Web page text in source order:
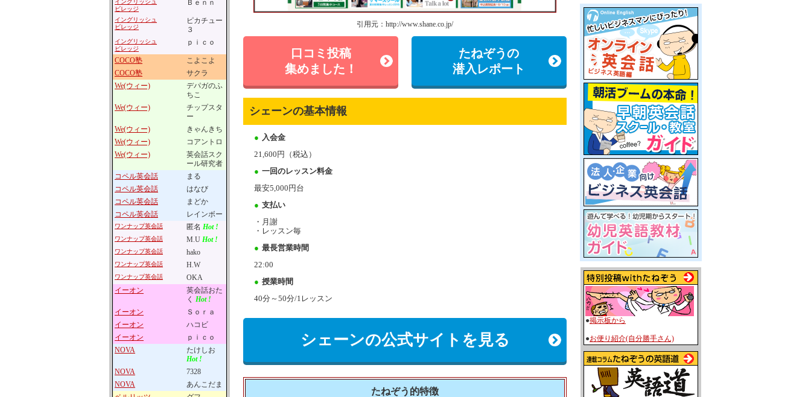
イングリッシュ
ビレッジ
Ｂｅｎｎ
イングリッシュ
ビレッジ
ピカチュー
３
イングリッシュ
ビレッジ
ｐｉｃｏ
COCO塾
こよこよ
COCO塾
サクラ
We(ウィー)
デパガのふ
ちこ
We(ウィー)
チップスタ
ー
We(ウィー)
きゃんきち
We(ウィー)
コアントロ
We(ウィー)
英会話スク
ール研究者
コペル英会話
まる
コペル英会話
はなび
コペル英会話
まどか
コペル英会話
レインボー
ワンナップ英会話 匿名 Hot !
ワンナップ英会話 M.U Hot !
ワンナップ英会話 hako
ワンナップ英会話 H.W
ワンナップ英会話
OKA
イーオン
英会話おた
く Hot !
イーオン
Ｓｏｒａ
イーオン
ハコビ
イーオン
ｐｉｃｏ
NOVA
たけしお
Hot !
NOVA
7328
NOVA
あんこだま
引用元：http://www.shane.co.jp/
口コミ投稿
集めました！
たねぞうの
潜入レポート
シェーンの基本情報
● 入会金
21,600円（税込）
● 一回のレッスン料金
最安5,000円台
● 支払い
・月謝
・レッスン毎
● 最長営業時間
22:00
● 授業時間
40分～50分/1レッスン
シェーンの公式サイトを見る
たねぞう的特徴
●掲示板から
●お便り紹介(自分勝手さん)